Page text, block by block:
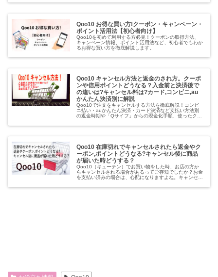
ています。同じ商品の...
Qoo10 お得な買い方!クーポン・キャンペーン・
ポイント活用法【初心者向け】
Qoo10を初めて利用する方必見！クーポンの取得方法、
キャンペーン情報、ポイント活用法など、初心者でもわか
るお得な買い方を徹底解説します。
Qoo10 キャンセル方法と返金のされ方。クーポ
ンや信用ポイントどうなる？入金前と決済後で
の違いは?キャンセル料は?カード,コンビニ,au
かんたん決済別に解説
Qoo10で注文をキャンセルする方法を徹底解説！コンビ
ニ払い・auかんたん決済・カード決済など支払い方法別
の返金時期や「Qサイフ」からの現金化手順、使ったクー
ールに基づき、初心者の方にもわかりやすく紹介します。
Qoo10 在庫切れでキャンセルされたら返金やク
ーポン,ポイントどうなる?キャンセル後に商品
が届いた時どうする？
Qoo10（キューテン）でお買い物をした時、お店の方か
らキャンセルされる場合があるってご存知でしたか？お金
を支払い済みの場合は、心配になりますよね。キャンセル
とコンビニ払い・銀行振込の場合...